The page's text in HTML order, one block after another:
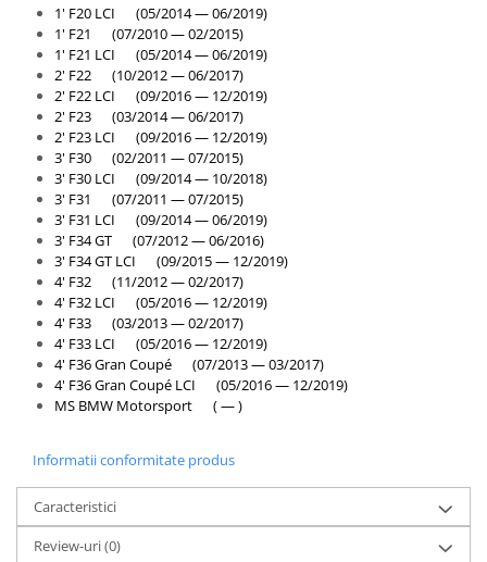
1' F20 LCI (05/2014 — 06/2019)
1' F21 (07/2010 — 02/2015)
1' F21 LCI (05/2014 — 06/2019)
2' F22 (10/2012 — 06/2017)
2' F22 LCI (09/2016 — 12/2019)
2' F23 (03/2014 — 06/2017)
2' F23 LCI (09/2016 — 12/2019)
3' F30 (02/2011 — 07/2015)
3' F30 LCI (09/2014 — 10/2018)
3' F31 (07/2011 — 07/2015)
3' F31 LCI (09/2014 — 06/2019)
3' F34 GT (07/2012 — 06/2016)
3' F34 GT LCI (09/2015 — 12/2019)
4' F32 (11/2012 — 02/2017)
4' F32 LCI (05/2016 — 12/2019)
4' F33 (03/2013 — 02/2017)
4' F33 LCI (05/2016 — 12/2019)
4' F36 Gran Coupé (07/2013 — 03/2017)
4' F36 Gran Coupé LCI (05/2016 — 12/2019)
MS BMW Motorsport ( — )
Informatii conformitate produs
Caracteristici
Review-uri(0)